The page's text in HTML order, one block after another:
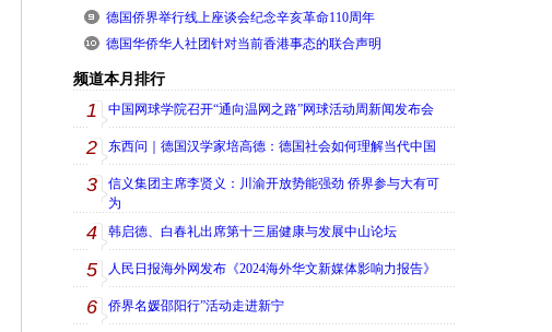
德国侨界举行线上座谈会纪念辛亥革命110周年
德国华侨华人社团针对当前香港事态的联合声明
频道本月排行
1 中国网球学院召开“通向温网之路”网球活动周新闻发布会
2 东西问｜德国汉学家培高德：德国社会如何理解当代中国
3
信义集团主席李贤义：川渝开放势能强劲 侨界参与大有可
为
4 韩启德、白春礼出席第十三届健康与发展中山论坛
5 人民日报海外网发布《2024海外华文新媒体影响力报告》
6 侨界名媛邵阳行”活动走进新宁